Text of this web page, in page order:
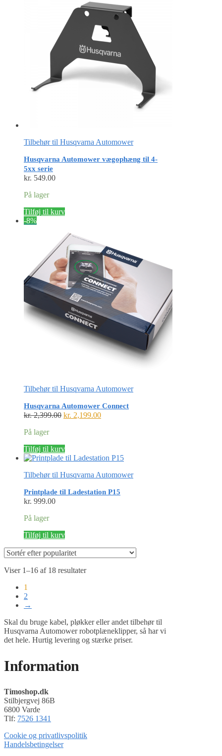
Tilbehør til Husqvarna Automower
Husqvarna Automower vægophæng til 4-
5xx serie
kr. 549.00
På lager
Tilføj til kurv
-8%
Tilbehør til Husqvarna Automower
Husqvarna Automower Connect
kr.2,399.00 Den
kr. 2,399.00.
kr. 2,199.00Den
På lager
Tilføj til kurv
Tilbehør til Husqvarna Automower
Printplade til Ladestation P15
kr. 999.00
På lager
Tilføj til kurv
Viser 1–16 af 18 resultaterSorteret
1
2
→
Skal du bruge kabel, pløkker eller andet tilbehør til
Husqvarna Automower robotplæneklipper, så har vi
det hele. Hurtig levering og stærke priser.
Information
Timoshop.dk
Stilbjergvej 86B
6800 Varde
Tlf: 7526 1341
Cookie og privatlivspolitik
Handelsbetingelser